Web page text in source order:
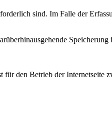
sind. Im Falle der
den Betrieb der Internetseite